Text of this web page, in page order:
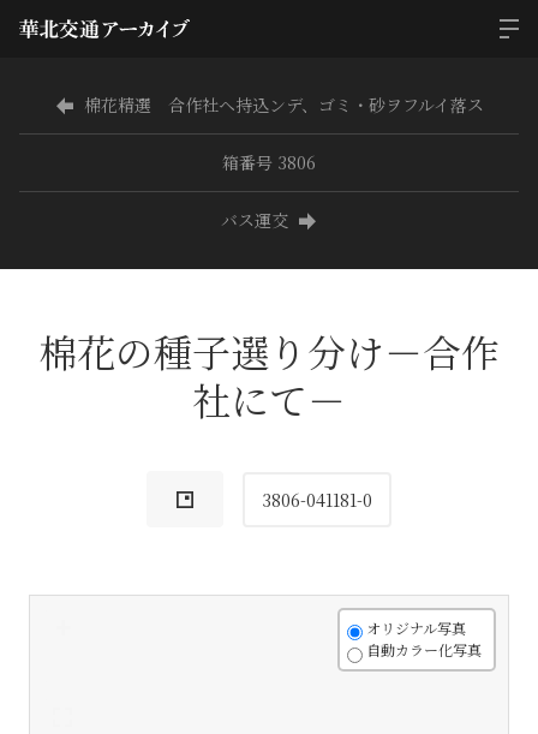
棉花精選 合作社ヘ持込ンデ、ゴミ・砂ヲフルイ落ス
箱番号 3806
バス運交
棉花の種子選り分け－合作
社にて－
3806-041181-0
オリジナル写真
自動カラー化写真